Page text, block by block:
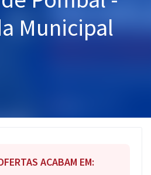
Municipal
ACABAM EM: